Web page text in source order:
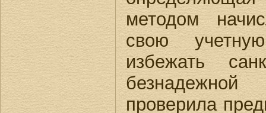
методом
свою
избежать
проверила